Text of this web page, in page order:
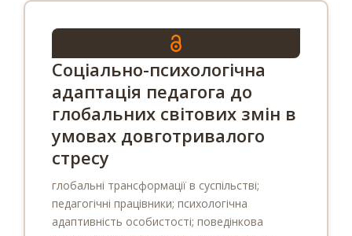
Соціально-психологічна
адаптація педагога до
глобальних світових змін в
умовах довготривалого
стресу
глобальні трансформації в суспільстві;
педагогічні працівники; психологічна
адаптивність особистості; поведінкова